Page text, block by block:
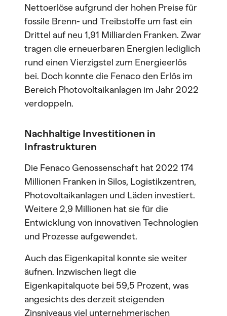
Nettoerlöse aufgrund der hohen Preise für
fossile Brenn- und Treibstoffe um fast ein
Drittel auf neu 1,91 Milliarden Franken. Zwar
tragen die erneuerbaren Energien lediglich
rund einen Vierzigstel zum Energieerlös
bei. Doch konnte die Fenaco den Erlös im
Bereich Photovoltaikanlagen im Jahr 2022
verdoppeln.
Nachhaltige Investitionen in
Infrastrukturen
Die Fenaco Genossenschaft hat 2022 174
Millionen Franken in Silos, Logistikzentren,
Photovoltaikanlagen und Läden investiert.
Weitere 2,9 Millionen hat sie für die
Entwicklung von innovativen Technologien
und Prozesse aufgewendet.
Auch das Eigenkapital konnte sie weiter
äufnen. Inzwischen liegt die
Eigenkapitalquote bei 59,5 Prozent, was
angesichts des derzeit steigenden
Zinsniveaus viel unternehmerischen